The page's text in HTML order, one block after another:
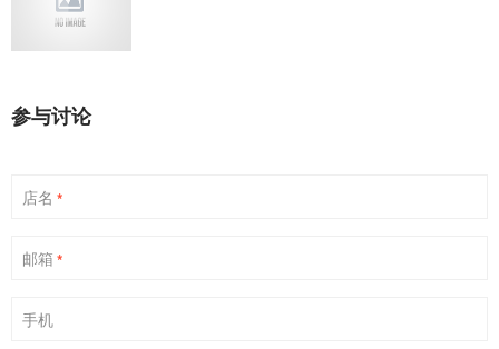
参与讨论
店名 *
邮箱 *
手机